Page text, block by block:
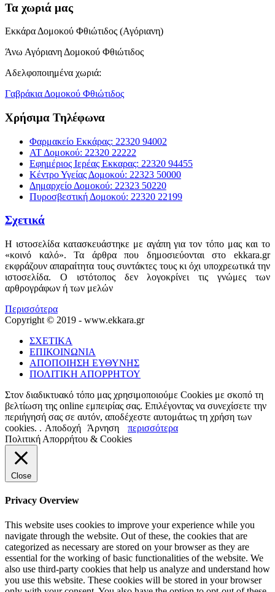
Τα χωριά μας
Εκκάρα Δομοκού Φθιώτιδος (Αγόριανη)
Άνω Αγόριανη Δομοκού Φθιώτιδος
Αδελφοποιημένα χωριά:
Γαβράκια Δομοκού Φθιώτιδος
Χρήσιμα Τηλέφωνα
Φαρμακείο Εκκάρας: 22320 94002
ΑΤ Δομοκού: 22320 22222
Εφημέριος Ιερέας Εκκαρας: 22320 94455
Κέντρο Υγείας Δομοκού: 22323 50000
Δημαρχείο Δομοκού: 22323 50220
Πυροσβεστική Δομοκού: 22320 22199
Σχετικά
Η ιστοσελίδα κατασκευάστηκε με αγάπη για τον τόπο μας και το
«κοινό καλό». Τα άρθρα που δημοσιεύονται στο ekkara.gr
εκφράζουν απαραίτητα τους συντάκτες τους κι όχι υποχρεωτικά την
ιστοσελίδα. Ο ιστότοπος δεν λογοκρίνει τις γνώμες των
αρθρογράφων ή των μελών
Περισσότερα
Copyright © 2019 - www.ekkara.gr
ΣΧΕΤΙΚΑ
ΕΠΙΚΟΙΝΩΝΙΑ
ΑΠΟΠΟΙΗΣΗ ΕΥΘΥΝΗΣ
ΠΟΛΙΤΙΚΗ ΑΠΟΡΡΗΤΟΥ
Στον διαδικτυακό τόπο μας χρησιμοποιούμε Cookies με σκοπό τη
βελτίωση της online εμπειρίας σας. Επιλέγοντας να συνεχίσετε την
περιήγησή σας σε αυτόν, αποδέχεστε αυτομάτως τη χρήση των
cookies. . Αποδοχή Άρνηση
περισσότερα
Πολιτική Απορρήτου & Cookies
Close
Privacy Overview
This website uses cookies to improve your experience while you
navigate through the website. Out of these, the cookies that are
categorized as necessary are stored on your browser as they are
essential for the working of basic functionalities of the website. We
also use third-party cookies that help us analyze and understand how
you use this website. These cookies will be stored in your browser